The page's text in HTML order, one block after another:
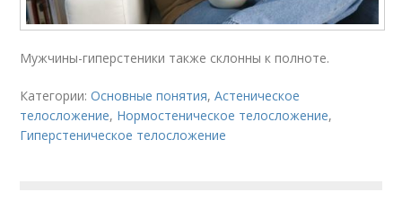
Мужчины-гиперстеники также склонны к полноте.
Категории:Основные понятия,Астеническое
телосложение, Нормостеническое телосложение,
Гиперстеническое телосложение